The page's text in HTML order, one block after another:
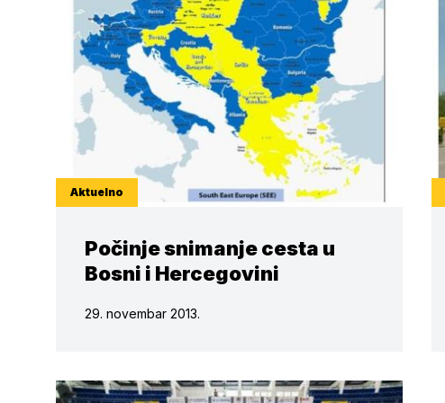
Aktuelno
Počinje snimanje cesta u
Bosni i Hercegovini
29. novembar 2013.